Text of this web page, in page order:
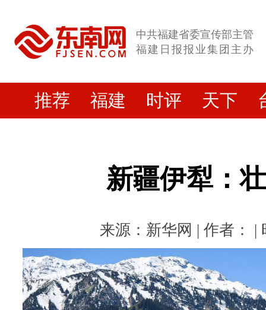
中共福建省委宣传部主管
福建日报报业集团主办
推荐 福建 时评 天下
新疆伊犁：
来源：新华网 | 作者： |